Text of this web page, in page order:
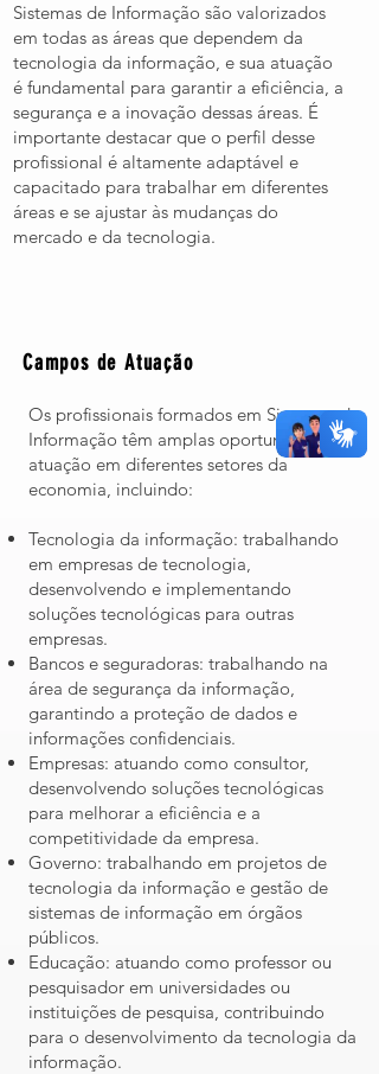
Sistemas de Informação são valorizados
em todas as áreas que dependem da
tecnologia da informação, e sua atuação
é fundamental para garantir a eficiência, a
segurança e a inovação dessas áreas. É
importante destacar que o perfil desse
profissional é altamente adaptável e
capacitado para trabalhar em diferentes
áreas e se ajustar às mudanças do
mercado e da tecnologia.
Campos de Atuação
Os profissionais formados em Sistemas de
Informação têm amplas oportunidades de
atuação em diferentes setores da
economia, incluindo:
Tecnologia da informação: trabalhando
em empresas de tecnologia,
desenvolvendo e implementando
soluções tecnológicas para outras
empresas.
Bancos e seguradoras: trabalhando na
área de segurança da informação,
garantindo a proteção de dados e
informações confidenciais.
Empresas: atuando como consultor,
desenvolvendo soluções tecnológicas
para melhorar a eficiência e a
competitividade da empresa.
Governo: trabalhando em projetos de
tecnologia da informação e gestão de
sistemas de informação em órgãos
públicos.
Educação: atuando como professor ou
pesquisador em universidades ou
instituições de pesquisa, contribuindo
para o desenvolvimento da tecnologia da
informação.